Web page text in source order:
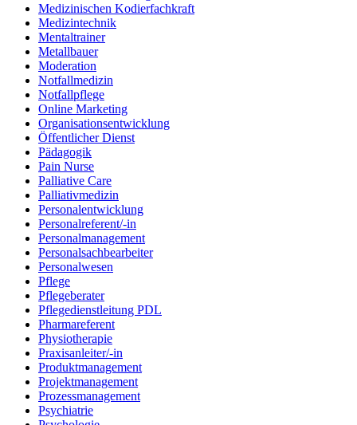
Medizinischen Kodierfachkraft
Medizintechnik
Mentaltrainer
Metallbauer
Moderation
Notfallmedizin
Notfallpflege
Online Marketing
Organisationsentwicklung
Öffentlicher Dienst
Pädagogik
Pain Nurse
Palliative Care
Palliativmedizin
Personalentwicklung
Personalreferent/-in
Personalmanagement
Personalsachbearbeiter
Personalwesen
Pflege
Pflegeberater
Pflegedienstleitung PDL
Pharmareferent
Physiotherapie
Praxisanleiter/-in
Produktmanagement
Projektmanagement
Prozessmanagement
Psychiatrie